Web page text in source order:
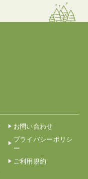
お問い合わせ
プライバシーポリシ
ー
ご利用規約